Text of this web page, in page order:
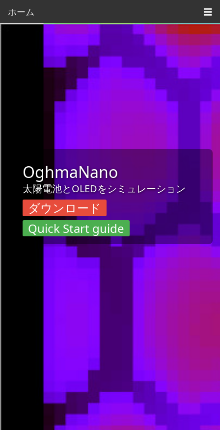
ホーム ☰
OghmaNano
太陽電池とOLEDをシミュレーション
ダウンロード
Quick Start guide